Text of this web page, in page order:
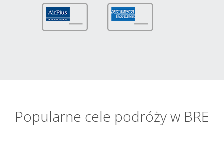
Popularne cele podróży w BRE